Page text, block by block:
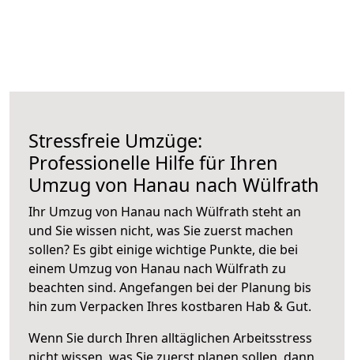
Stressfreie Umzüge:
Professionelle Hilfe für Ihren
Umzug von Hanau nach Wülfrath
Ihr Umzug von Hanau nach Wülfrath steht an
und Sie wissen nicht, was Sie zuerst machen
sollen? Es gibt einige wichtige Punkte, die bei
einem Umzug von Hanau nach Wülfrath zu
beachten sind. Angefangen bei der Planung bis
hin zum Verpacken Ihres kostbaren Hab & Gut.
Wenn Sie durch Ihren alltäglichen Arbeitsstress